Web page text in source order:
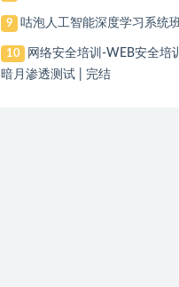
9 咕泡人工智能深度学习系统
10
网络安全培训-WEB安全培
暗月渗透测试 | 完结